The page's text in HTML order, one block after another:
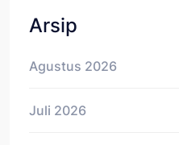
Arsip
Agustus 2026
Juli 2026